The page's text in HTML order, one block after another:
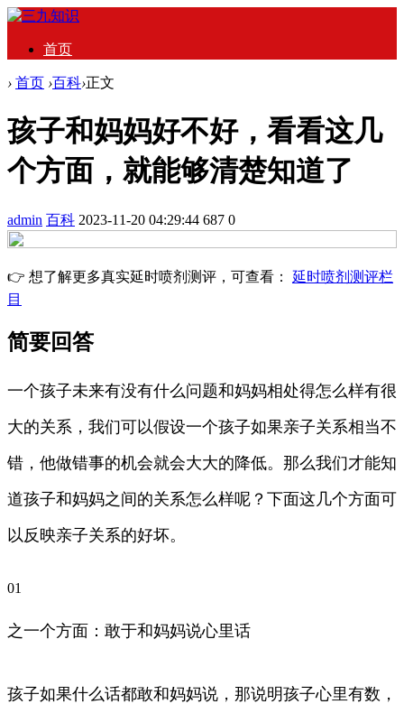
首页
› 首页 ›百科›正文
孩子和妈妈好不好，看看这几
个方面，就能够清楚知道了
admin 百科 2023-11-20 04:29:44 687 0
👉 想了解更多真实延时喷剂测评，可查看： 延时喷剂测评栏
目
简要回答
一个孩子未来有没有什么问题和妈妈相处得怎么样有很
大的关系，我们可以假设一个孩子如果亲子关系相当不
错，他做错事的机会就会大大的降低。那么我们才能知
道孩子和妈妈之间的关系怎么样呢？下面这几个方面可
以反映亲子关系的好坏。
01
之一个方面：敢于和妈妈说心里话
孩子如果什么话都敢和妈妈说，那说明孩子心里有数，